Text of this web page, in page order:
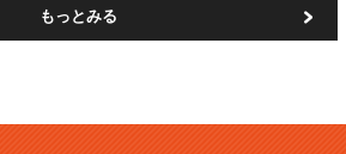
もっとみる